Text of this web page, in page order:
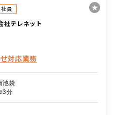
員
社テレネット
対応業務
池袋
3分